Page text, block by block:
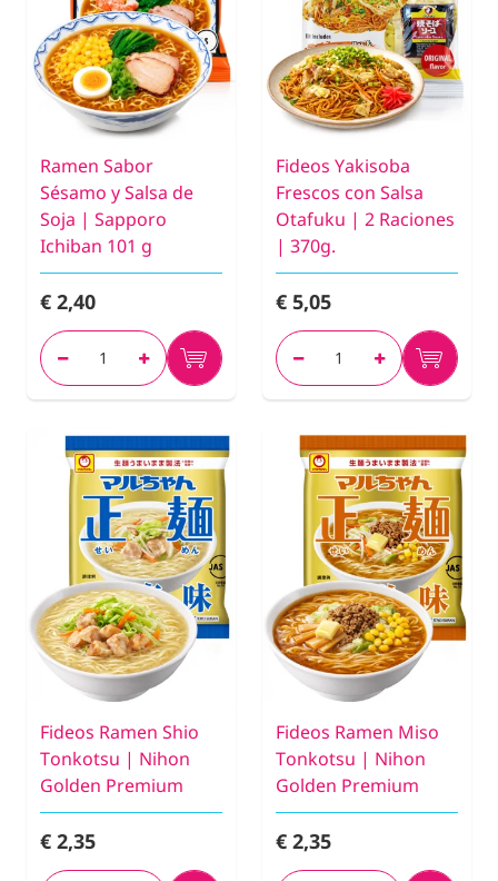
Ramen Sabor
Sésamo y Salsa de
Soja | Sapporo
Ichiban 101 g
€ 2,40
Fideos Yakisoba
Frescos con Salsa
Otafuku | 2 Raciones
| 370g.
€ 5,05
Fideos Ramen Shio
Tonkotsu | Nihon
Golden Premium
€ 2,35
Fideos Ramen Miso
Tonkotsu | Nihon
Golden Premium
€ 2,35